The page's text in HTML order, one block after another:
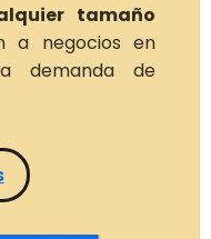
tamaño
a negocios en
demanda de